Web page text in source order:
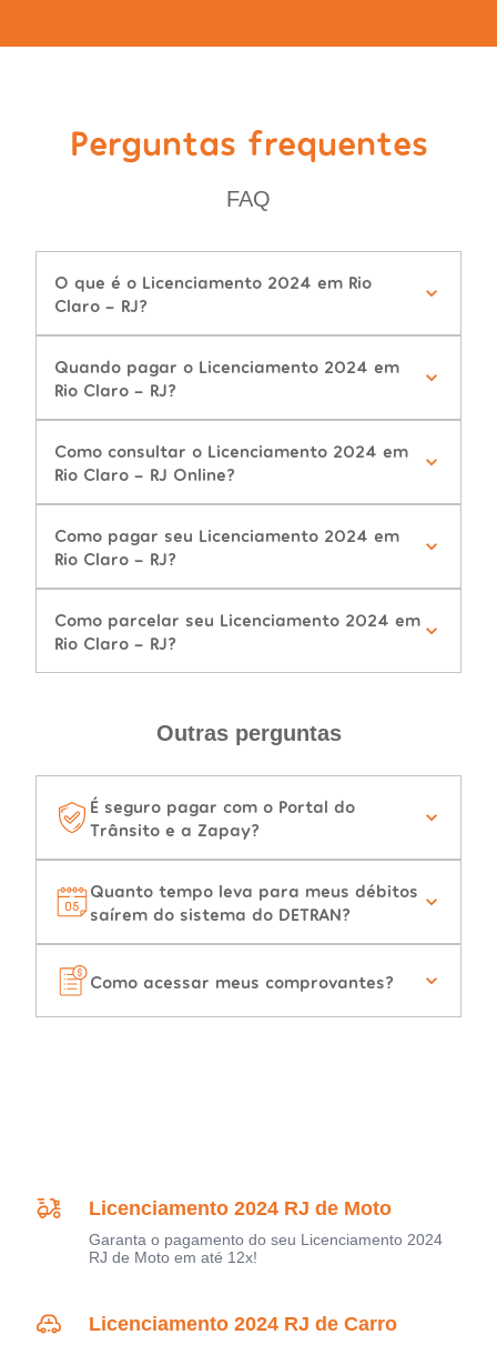
Perguntas frequentes
FAQ
O que é o Licenciamento 2024 em Rio
Claro - RJ?
Quando pagar o Licenciamento 2024 em
Rio Claro - RJ?
Como consultar o Licenciamento 2024 em
Rio Claro - RJ Online?
Como pagar seu Licenciamento 2024 em
Rio Claro - RJ?
Como parcelar seu Licenciamento 2024 em
Rio Claro - RJ?
Outras perguntas
É seguro pagar com o Portal do
Trânsito e a Zapay?
Quanto tempo leva para meus débitos
saírem do sistema do DETRAN?
Como acessar meus comprovantes?
Licenciamento 2024 RJ de Moto
Garanta o pagamento do seu Licenciamento 2024
RJ de Moto em até 12x!
Licenciamento 2024 RJ de Carro